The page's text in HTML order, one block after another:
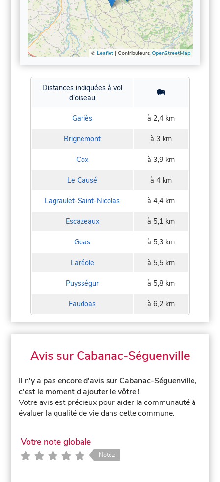
© Leaflet| Contributeurs OpenStreetMap
Distances indiquées à vol
d'oiseau
Gariès à 2,4 km
Brignemont à 3 km
Cox à 3,9 km
Le Causé à 4 km
Lagraulet-Saint-Nicolas à 4,4 km
Escazeaux à 5,1 km
Goas à 5,3 km
Laréole à 5,5 km
Puysségur à 5,8 km
Faudoas à 6,2 km
Avis sur Cabanac-Séguenville
Il n'y a pas encore d'avis sur Cabanac-Séguenville,
c'est le moment d'ajouter le vôtre !
Votre avis est précieux pour aider la communauté à
évaluer la qualité de vie dans cette commune.
Votre note globale
Notez